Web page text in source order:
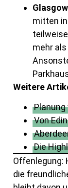
mitten
mehr
Weitere
Von
Die
Offenlegung:
die